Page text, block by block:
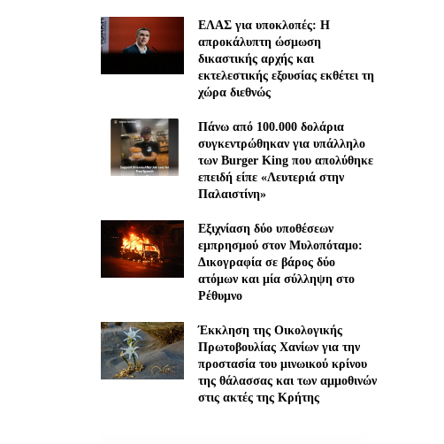
ΕΛΑΣ για υποκλοπές: H
απροκάλυπτη ώσμωση
δικαστικής αρχής και
εκτελεστικής εξουσίας εκθέτει τη
χώρα διεθνώς
Πάνω από 100.000 δολάρια
συγκεντρώθηκαν για υπάλληλο
των Burger King που απολύθηκε
επειδή είπε «Λευτεριά στην
Παλαιστίνη»
Εξιχνίαση δύο υποθέσεων
εμπρησμού στον Μυλοπόταμο:
Δικογραφία σε βάρος δύο
ατόμων και μία σύλληψη στο
Ρέθυμνο
Έκκληση της Οικολογικής
Πρωτοβουλίας Χανίων για την
προστασία του μινωικού κρίνου
της θάλασσας και των αμμοθινών
στις ακτές της Κρήτης